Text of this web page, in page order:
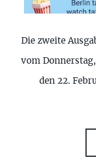
Die zweite
vom
den 22.